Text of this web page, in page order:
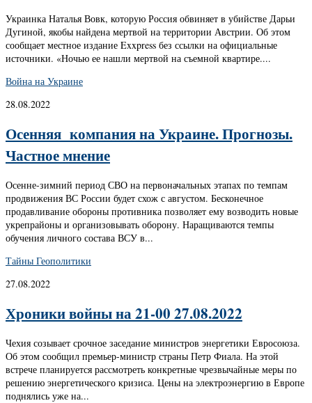
Украинка Наталья Вовк, которую Россия обвиняет в убийстве Дарьи
Дугиной, якобы найдена мертвой на территории Австрии. Об этом
сообщает местное издание Exxpress без ссылки на официальные
источники. «Ночью ее нашли мертвой на съемной квартире....
Война на Украине
28.08.2022
Осенняя компания на Украине. Прогнозы.
Частное мнение
Осенне-зимний период СВО на первоначальных этапах по темпам
продвижения ВС России будет схож с августом. Бесконечное
продавливание обороны противника позволяет ему возводить новые
укрепрайоны и организовывать оборону. Наращиваются темпы
обучения личного состава ВСУ в...
Тайны Геополитики
27.08.2022
Хроники войны на 21-00 27.08.2022
Чехия созывает срочное заседание министров энергетики Евросоюза.
Об этом сообщил премьер-министр страны Петр Фиала. На этой
встрече планируется рассмотреть конкретные чрезвычайные меры по
решению энергетического кризиса. Цены на электроэнергию в Европе
поднялись уже на...